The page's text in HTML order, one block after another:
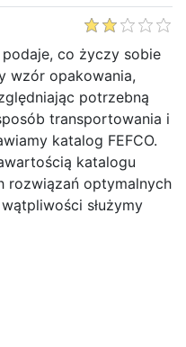
co życzy sobie
wzór opakowania,
potrzebną
transportowania i
katalog FEFCO.
katalogu
rozwiązań optymalnych
służymy